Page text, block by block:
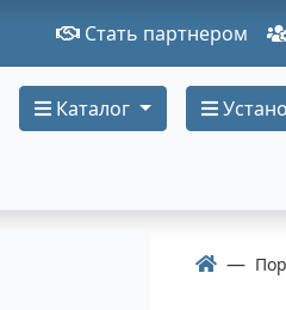
Стать партнером
Каталог